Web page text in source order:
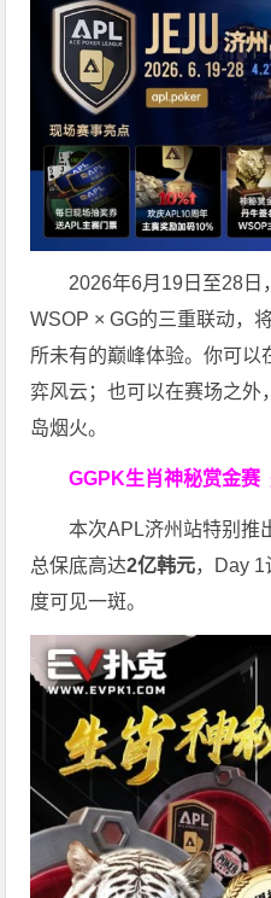
2026年6月19日至28日
WSOP × GG的三重联动，
所未有的巅峰体验。你可以
弈风云；也可以在赛场之外
岛烟火。
GGPK生肖神秘赏金赛
本次APL济州站特别推
总保底高达2亿韩元，Day
度可见一斑。